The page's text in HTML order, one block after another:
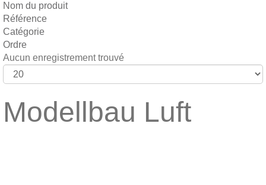
Nom du produit
Référence
Catégorie
Ordre
Aucun enregistrement trouvé
Modellbau Luft